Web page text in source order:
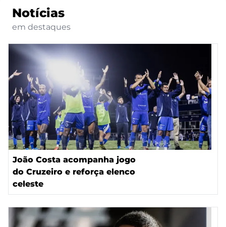
Notícias
em destaques
João Costa acompanha jogo
do Cruzeiro e reforça elenco
celeste